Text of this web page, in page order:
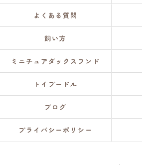
よくある質問
飼い方
ミニチュアダックスフンド
トイプードル
ブログ
プライバシーポリシー